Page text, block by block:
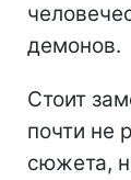
демонов.
Стоит
почти не
сюжета,